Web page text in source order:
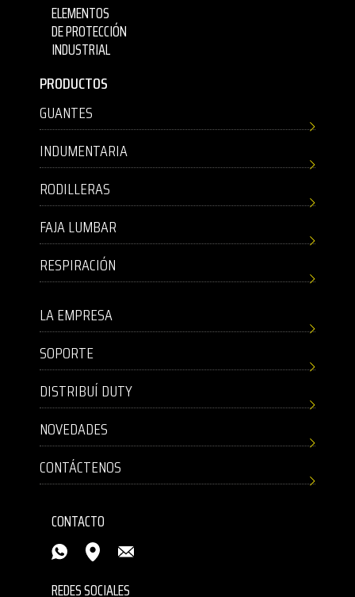
ELEMENTOS
DE PROTECCIÓN
INDUSTRIAL
PRODUCTOS
GUANTES
INDUMENTARIA
RODILLERAS
FAJA LUMBAR
RESPIRACIÓN
LA EMPRESA
SOPORTE
DISTRIBUÍ DUTY
NOVEDADES
CONTÁCTENOS
CONTACTO
REDES SOCIALES